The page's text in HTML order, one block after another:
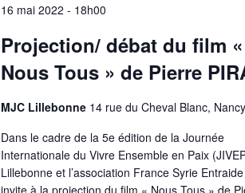
16 mai 2022 - 18h00
Projection/ débat du film «
Nous Tous » de Pierre
MJC Lillebonne 14 rue du Cheval Blanc, Nancy
Dans le cadre de la 5e édition de la Journée
Internationale du Vivre Ensemble en Paix
Lillebonne et l’association France Syrie
invite à la projection du film « Nous Tous » de